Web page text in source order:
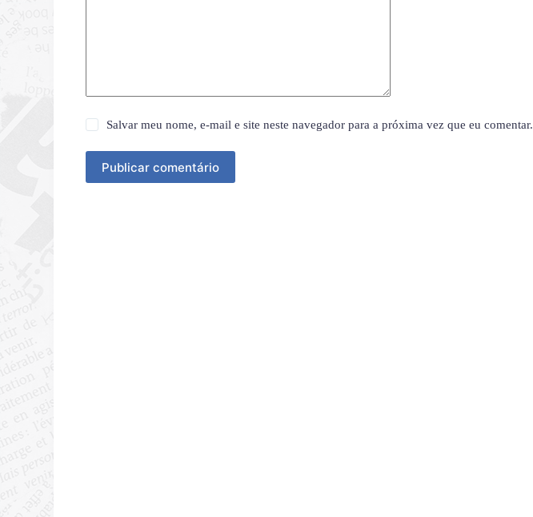
Salvar meu nome, e-mail e site neste navegador para a próxima vez que eu comentar.
Publicar comentário